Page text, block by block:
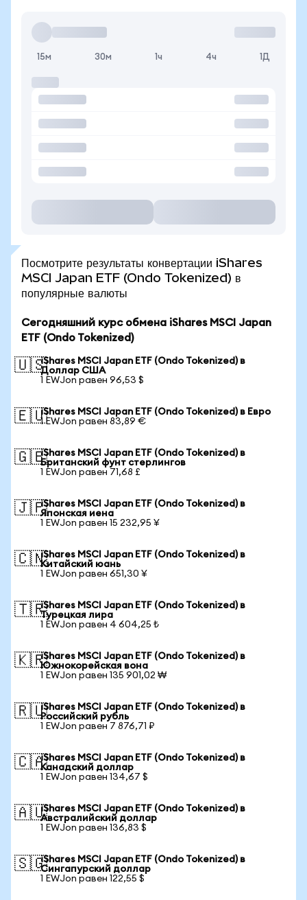
15м 30м 1ч 4ч 1Д
Посмотрите результаты конвертации iShares
MSCI Japan ETF (Ondo Tokenized) в
популярные валюты
Сегодняшний курс обмена iShares MSCI Japan
ETF (Ondo Tokenized)
🇺🇸iShares MSCI Japan ETF (Ondo Tokenized) в
Доллар США
1 EWJon равен 96,53 $
🇪🇺iShares MSCI Japan ETF (Ondo Tokenized) в Евро
1 EWJon равен 83,89 €
🇬🇧iShares MSCI Japan ETF (Ondo Tokenized) в
Британский фунт стерлингов
1 EWJon равен 71,68 £
🇯🇵iShares MSCI Japan ETF (Ondo Tokenized) в
Японская иена
1 EWJon равен 15 232,95 ¥
🇨🇳iShares MSCI Japan ETF (Ondo Tokenized) в
Китайский юань
1 EWJon равен 651,30 ¥
🇹🇷iShares MSCI Japan ETF (Ondo Tokenized) в
Турецкая лира
1 EWJon равен 4 604,25 ₺
🇰🇷iShares MSCI Japan ETF (Ondo Tokenized) в
Южнокорейская вона
1 EWJon равен 135 901,02 ₩
🇷🇺iShares MSCI Japan ETF (Ondo Tokenized) в
Российский рубль
1 EWJon равен 7 876,71 ₽
🇨🇦iShares MSCI Japan ETF (Ondo Tokenized) в
Канадский доллар
1 EWJon равен 134,67 $
🇦🇺iShares MSCI Japan ETF (Ondo Tokenized) в
Австралийский доллар
1 EWJon равен 136,83 $
🇸🇬iShares MSCI Japan ETF (Ondo Tokenized) в
Сингапурский доллар
1 EWJon равен 122,55 $